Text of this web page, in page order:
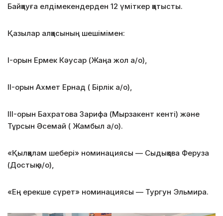
Байқауға елдімекендерден 12 үміткер қатысты.
Қазылар алқасының шешімімен:
I-орын Ермек Кәусар (Жаңа жол а/о),
II-орын Ахмет Ернад ( Бірлік а/о),
III-орын Бахратова Зарифа (Мырзакент кенті) және
Тұрсын Әсемай ( Жамбыл а/о).
«Қылқалам шебері» номинациясы — Сыдықова Феруза
(Достық а/о),
«Ең ерекше сүрет» номинациясы — Тургун Эльмира.